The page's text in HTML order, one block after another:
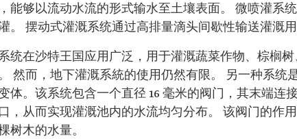
能够以流动水流的形式输水至土壤表面。 微喷灌系
。 摆动式灌溉系统通过高排量滴头间歇性输送灌溉用
统在沙特王国应用广泛，用于灌溉蔬菜作物、棕榈
然而，地下灌溉系統的使用仍然有限。 另一种系统
体。该系统包含一个直径 16 毫米的阀门，其末端连
，从而实现灌溉池内的水流均匀分布。 该阀门的作
树木的水量。